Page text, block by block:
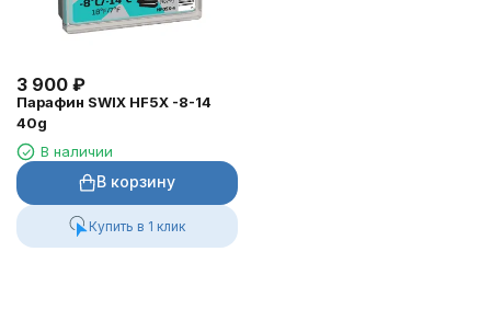
3 900 ₽
Парафин SWIX HF5X -8-14
40g
В наличии
В корзину
Купить в 1 клик